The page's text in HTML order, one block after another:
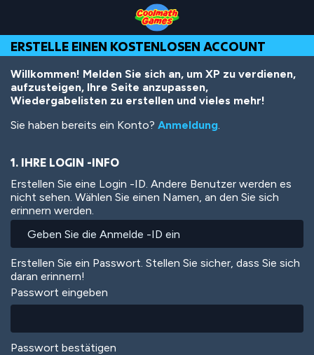
Top
of
Page
Navigation
Main
Content
Footer
Inhalt
ERSTELLE EINEN KOSTENLOSEN ACCOUNT
Willkommen! Melden Sie sich an, um XP zu verdienen,
aufzusteigen, Ihre Seite anzupassen,
Wiedergabelisten zu erstellen und vieles mehr!
Sie haben bereits ein Konto? Anmeldung.
1. IHRE LOGIN -INFO
Erstellen Sie eine Login -ID. Andere Benutzer werden es
nicht sehen. Wählen Sie einen Namen, an den Sie sich
erinnern werden.
Erstellen Sie ein Passwort. Stellen Sie sicher, dass Sie sich
daran erinnern!
Passwort eingeben
Passwort bestätigen